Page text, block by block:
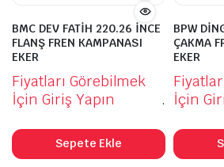
BMC DEV FATİH 220.26 İNCE
FLANŞ FREN KAMPANASI
EKER
Fiyatları Görebilmek
İçin Giriş Yapın
.
Sepete Ekle
BPW
ÇAKMA
EKER
İçin